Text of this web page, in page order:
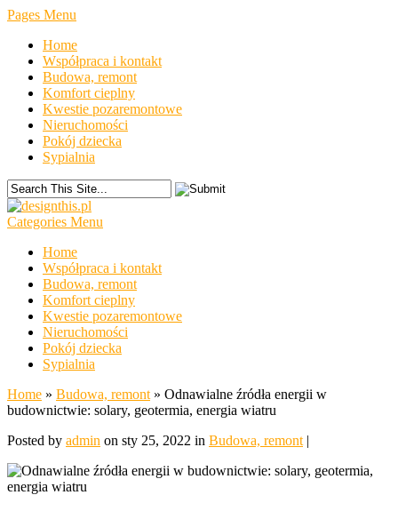
Pages Menu
Home
Współpraca i kontakt
Budowa, remont
Komfort cieplny
Kwestie pozaremontowe
Nieruchomości
Pokój dziecka
Sypialnia
Categories Menu
Home
Współpraca i kontakt
Budowa, remont
Komfort cieplny
Kwestie pozaremontowe
Nieruchomości
Pokój dziecka
Sypialnia
Home » Budowa, remont » Odnawialne źródła energii w
budownictwie: solary, geotermia, energia wiatru
Posted by admin on sty 25, 2022 in Budowa, remont |